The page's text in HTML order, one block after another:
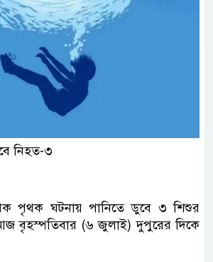
নিহত-৩
পৃথক ঘটনায় পানিতে ডুবে ৩ শিশুর
আজ বৃহস্পতিবার (৬ জুলাই) দুপুরের দিকে